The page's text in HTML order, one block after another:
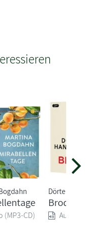
(MP3-CD)
Dörte Hansen
Broder
Audio